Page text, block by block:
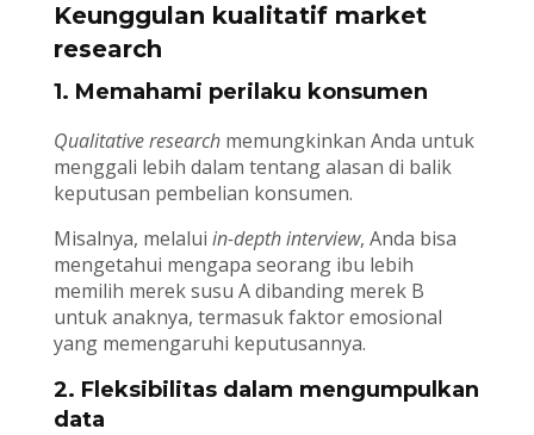
Keunggulan kualitatif market
research
1. Memahami perilaku konsumen
Qualitative researchmemungkinkan Anda untuk
menggali lebih dalam tentang alasan di balik
keputusan pembelian konsumen.
Misalnya, melalui in-depth interview, Anda bisa
mengetahui mengapa seorang ibu lebih
memilih merek susu A dibanding merek B
untuk anaknya, termasuk faktor emosional
yang memengaruhi keputusannya.
2. Fleksibilitas dalam mengumpulkan
data